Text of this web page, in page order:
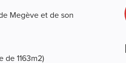
Megève et de son
de 1163m2)